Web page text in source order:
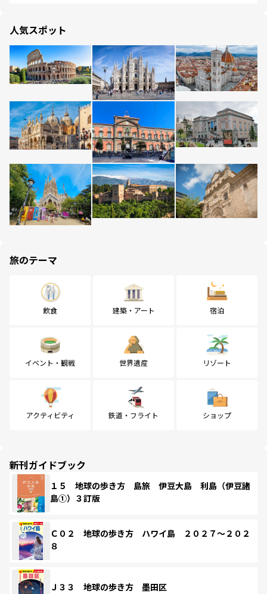
人気スポット
旅のテーマ
飲食 建築・アート 宿泊
イベント・観戦 世界遺産 リゾート
アクティビティ 鉄道・フライト ショップ
新刊ガイドブック
１５ 地球の歩き方 島旅 伊豆大島 利島（伊豆諸
島①）３訂版
Ｃ０２ 地球の歩き方 ハワイ島 ２０２７～２０２
８
Ｊ３３ 地球の歩き方 墨田区